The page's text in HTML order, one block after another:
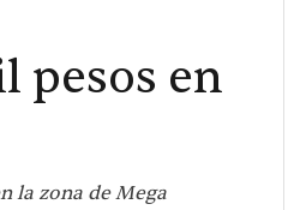
pesos en
la zona de Mega